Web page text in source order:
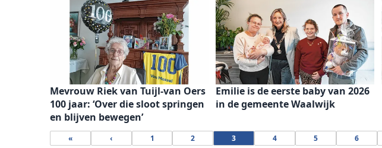
Mevrouw Riek van Tuijl-van Oers
100 jaar: ‘Over die sloot springen
en blijven bewegen’
Emilie is de eerste baby van 2026
in de gemeente Waalwijk
« ‹ 1 2 3 4 5 6